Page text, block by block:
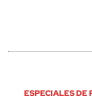
ESPECIALES DE